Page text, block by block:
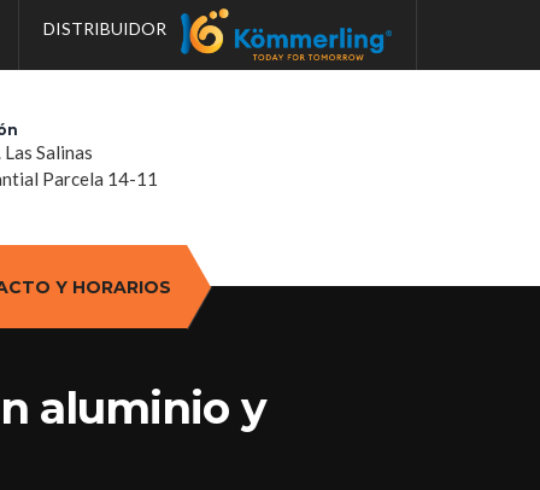
DISTRIBUIDOR
Las Salinas
Parcela 14-11
Y HORARIOS
aluminio y